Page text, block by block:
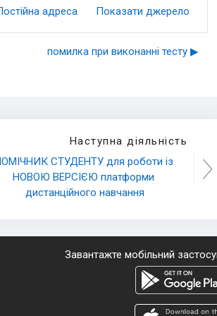
адреса Показати джерело
помилка при виконанні тесту ▶︎
Наступна діяльність
СТУДЕНТУ для роботи із
НОВОЮ ВЕРСІЄЮ платформи
дистанційного навчання
Завантажте мобільний